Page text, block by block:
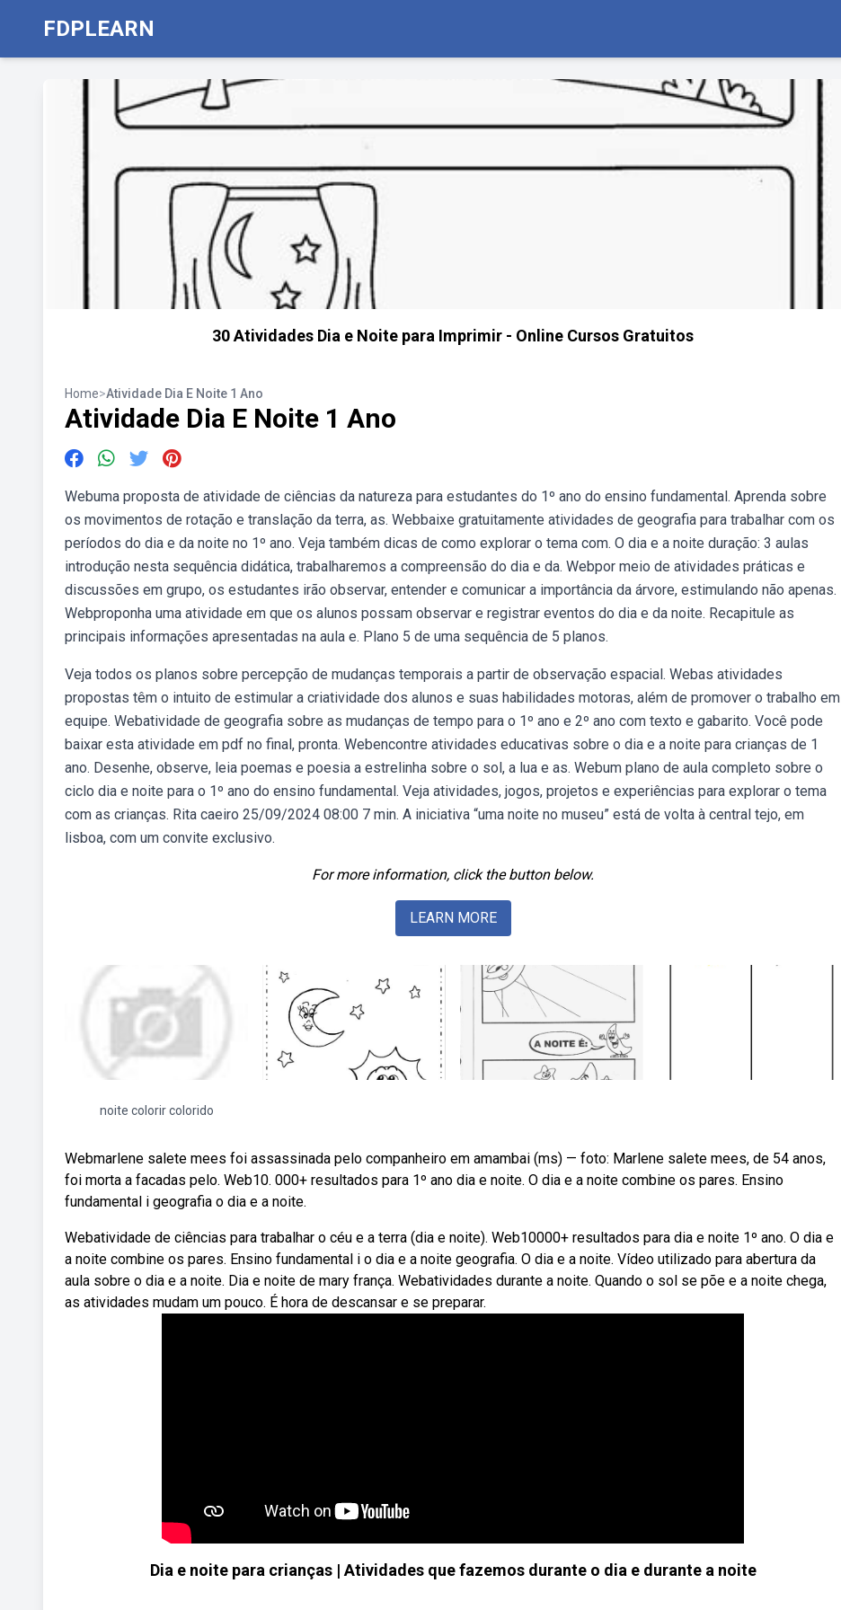
FDPLEARN
30 Atividades Dia e Noite para Imprimir - Online Cursos Gratuitos
Home>Atividade Dia E Noite 1 Ano
Atividade Dia E Noite 1 Ano
Webuma proposta de atividade de ciências da natureza para estudantes do 1º ano do ensino fundamental. Aprenda sobre
os movimentos de rotação e translação da terra, as. Webbaixe gratuitamente atividades de geografia para trabalhar com os
períodos do dia e da noite no 1º ano. Veja também dicas de como explorar o tema com. O dia e a noite duração: 3 aulas
introdução nesta sequência didática, trabalharemos a compreensão do dia e da. Webpor meio de atividades práticas e
discussões em grupo, os estudantes irão observar, entender e comunicar a importância da árvore, estimulando não apenas.
Webproponha uma atividade em que os alunos possam observar e registrar eventos do dia e da noite. Recapitule as
principais informações apresentadas na aula e. Plano 5 de uma sequência de 5 planos.
Veja todos os planos sobre percepção de mudanças temporais a partir de observação espacial. Webas atividades
propostas têm o intuito de estimular a criatividade dos alunos e suas habilidades motoras, além de promover o trabalho em
equipe. Webatividade de geografia sobre as mudanças de tempo para o 1º ano e 2º ano com texto e gabarito. Você pode
baixar esta atividade em pdf no final, pronta. Webencontre atividades educativas sobre o dia e a noite para crianças de 1
ano. Desenhe, observe, leia poemas e poesia a estrelinha sobre o sol, a lua e as. Webum plano de aula completo sobre o
ciclo dia e noite para o 1º ano do ensino fundamental. Veja atividades, jogos, projetos e experiências para explorar o tema
com as crianças. Rita caeiro 25/09/2024 08:00 7 min. A iniciativa “uma noite no museu” está de volta à central tejo, em
lisboa, com um convite exclusivo.
For more information, click the button below.
LEARN MORE
noite colorir colorido
Webmarlene salete mees foi assassinada pelo companheiro em amambai (ms) — foto: Marlene salete mees, de 54 anos,
foi morta a facadas pelo. Web10. 000+ resultados para 1º ano dia e noite. O dia e a noite combine os pares. Ensino
fundamental i geografia o dia e a noite.
Webatividade de ciências para trabalhar o céu e a terra (dia e noite). Web10000+ resultados para dia e noite 1º ano. O dia e
a noite combine os pares. Ensino fundamental i o dia e a noite geografia. O dia e a noite. Vídeo utilizado para abertura da
aula sobre o dia e a noite. Dia e noite de mary frança. Webatividades durante a noite. Quando o sol se põe e a noite chega,
as atividades mudam um pouco. É hora de descansar e se preparar.
Dia e noite para crianças | Atividades que fazemos durante o dia e durante a noite